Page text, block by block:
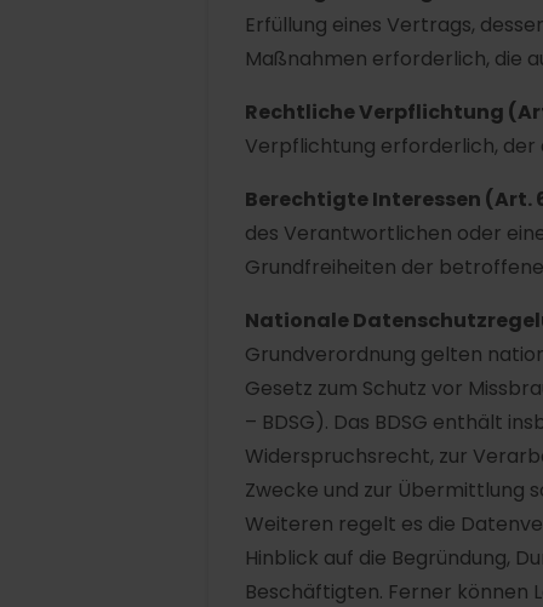
Erfüllung eines Vertrags,
Maßnahmen erforderlich, die
Rechtliche Verpflichtung (Art.
Verpflichtung erforderlich,
Berechtigte Interessen (Art. 6
des Verantwortlichen oder
Grundfreiheiten der
Nationale
Grundverordnung gelten
Gesetz zum Schutz vor
– BDSG). Das BDSG enthält
Widerspruchsrecht, zur
Zwecke und zur Übermittlung
Weiteren regelt es die
Hinblick auf die Begründung,
Beschäftigten. Ferner können